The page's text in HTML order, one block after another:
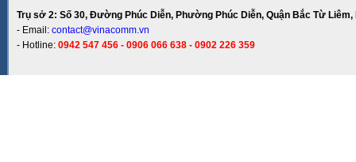
Trụ sở 2: Số 30, Đường Phúc Diễn, Phường Phúc Diễn, Quận Bắc Từ Liêm,
- Email: contact@vinacomm.vn
- Hotline: 0942 547 456 - 0906 066 638 - 0902 226 359